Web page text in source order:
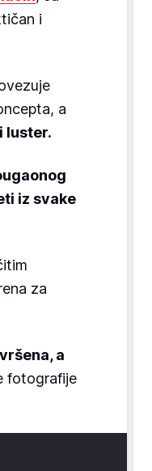
i
a
luster.
iz svake
za
a
fotografije